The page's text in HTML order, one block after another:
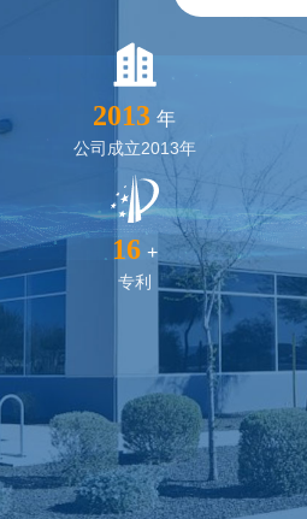
2013 年
公司成立2013年
16 +
专利